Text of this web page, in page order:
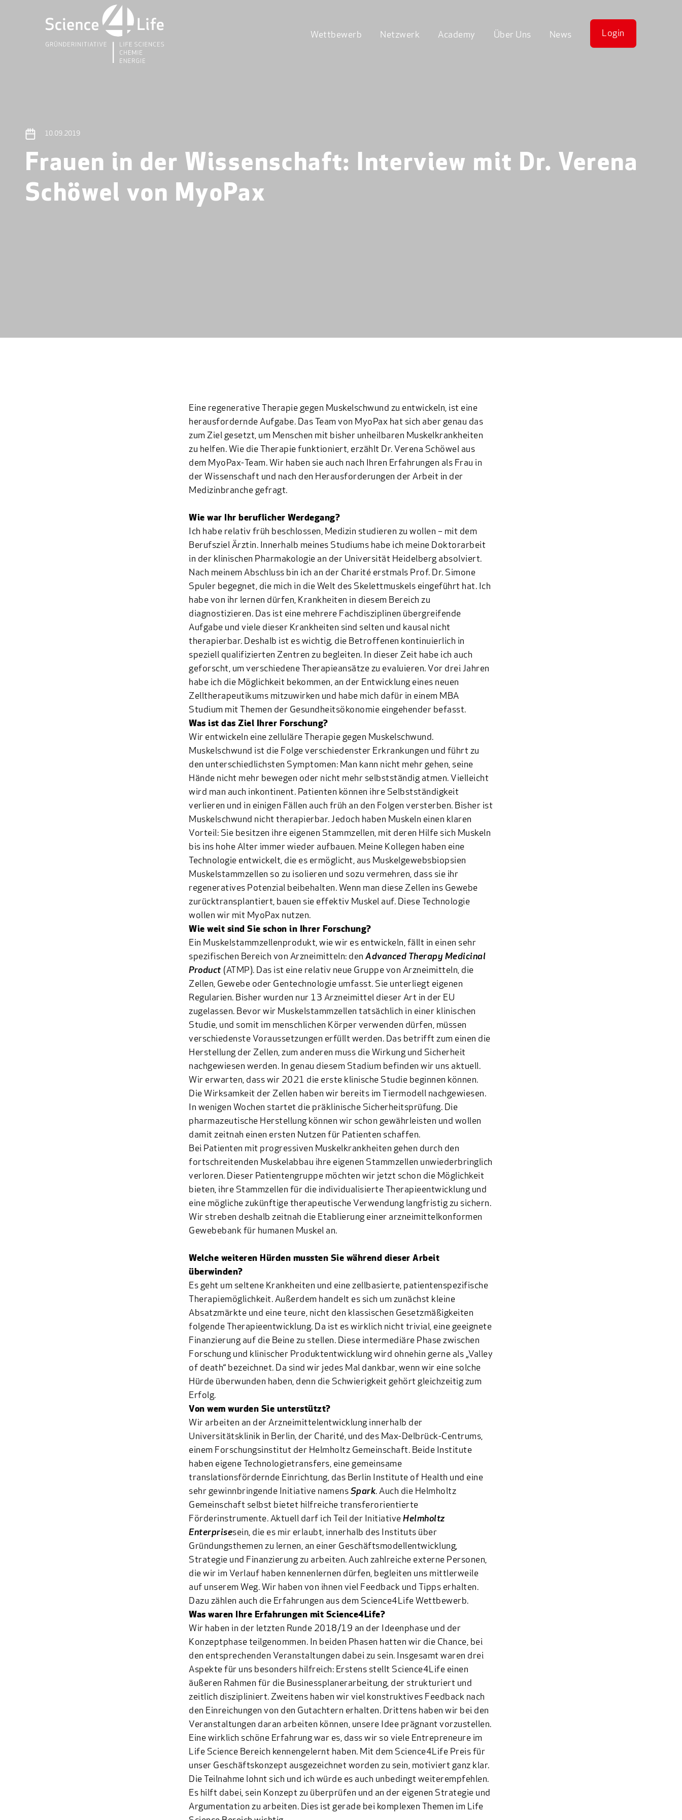
Wettbewerb Netzwerk Academy Über Uns News Login
10.09.2019
Frauen in der Wissenschaft: Interview mit Dr. Verena
Schöwel von MyoPax
Eine regenerative Therapie gegen Muskelschwund zu entwickeln, ist eine
herausfordernde Aufgabe. Das Team von MyoPax hat sich aber genau das
zum Ziel gesetzt, um Menschen mit bisher unheilbaren Muskelkrankheiten
zu helfen. Wie die Therapie funktioniert, erzählt Dr. Verena Schöwel aus
dem MyoPax-Team. Wir haben sie auch nach Ihren Erfahrungen als Frau in
der Wissenschaft und nach den Herausforderungen der Arbeit in der
Medizinbranche gefragt.
Wie war Ihr beruflicher Werdegang?
Ich habe relativ früh beschlossen, Medizin studieren zu wollen – mit dem
Berufsziel Ärztin. Innerhalb meines Studiums habe ich meine Doktorarbeit
in der klinischen Pharmakologie an der Universität Heidelberg absolviert.
Nach meinem Abschluss bin ich an der Charité erstmals Prof. Dr. Simone
Spuler begegnet, die mich in die Welt des Skelettmuskels eingeführt hat. Ich
habe von ihr lernen dürfen, Krankheiten in diesem Bereich zu
diagnostizieren. Das ist eine mehrere Fachdisziplinen übergreifende
Aufgabe und viele dieser Krankheiten sind selten und kausal nicht
therapierbar. Deshalb ist es wichtig, die Betroffenen kontinuierlich in
speziell qualifizierten Zentren zu begleiten. In dieser Zeit habe ich auch
geforscht, um verschiedene Therapieansätze zu evaluieren. Vor drei Jahren
habe ich die Möglichkeit bekommen, an der Entwicklung eines neuen
Zelltherapeutikums mitzuwirken und habe mich dafür in einem MBA
Studium mit Themen der Gesundheitsökonomie eingehender befasst.
Was ist das Ziel Ihrer Forschung?
Wir entwickeln eine zelluläre Therapie gegen Muskelschwund.
Muskelschwund ist die Folge verschiedenster Erkrankungen und führt zu
den unterschiedlichsten Symptomen: Man kann nicht mehr gehen, seine
Hände nicht mehr bewegen oder nicht mehr selbstständig atmen. Vielleicht
wird man auch inkontinent. Patienten können ihre Selbstständigkeit
verlieren und in einigen Fällen auch früh an den Folgen versterben. Bisher ist
Muskelschwund nicht therapierbar. Jedoch haben Muskeln einen klaren
Vorteil: Sie besitzen ihre eigenen Stammzellen, mit deren Hilfe sich Muskeln
bis ins hohe Alter immer wieder aufbauen. Meine Kollegen haben eine
Technologie entwickelt, die es ermöglicht, aus Muskelgewebsbiopsien
Muskelstammzellen so zu isolieren und sozu vermehren, dass sie ihr
regeneratives Potenzial beibehalten. Wenn man diese Zellen ins Gewebe
zurücktransplantiert, bauen sie effektiv Muskel auf. Diese Technologie
wollen wir mit MyoPax nutzen.
Wie weit sind Sie schon in Ihrer Forschung?
Ein Muskelstammzellenprodukt, wie wir es entwickeln, fällt in einen sehr
spezifischen Bereich von Arzneimitteln: den Advanced Therapy Medicinal
Product (ATMP). Das ist eine relativ neue Gruppe von Arzneimitteln, die
Zellen, Gewebe oder Gentechnologie umfasst. Sie unterliegt eigenen
Regularien. Bisher wurden nur 13 Arzneimittel dieser Art in der EU
zugelassen. Bevor wir Muskelstammzellen tatsächlich in einer klinischen
Studie, und somit im menschlichen Körper verwenden dürfen, müssen
verschiedenste Voraussetzungen erfüllt werden. Das betrifft zum einen die
Herstellung der Zellen, zum anderen muss die Wirkung und Sicherheit
nachgewiesen werden. In genau diesem Stadium befinden wir uns aktuell.
Wir erwarten, dass wir 2021 die erste klinische Studie beginnen können.
Die Wirksamkeit der Zellen haben wir bereits im Tiermodell nachgewiesen.
In wenigen Wochen startet die präklinische Sicherheitsprüfung. Die
pharmazeutische Herstellung können wir schon gewährleisten und wollen
damit zeitnah einen ersten Nutzen für Patienten schaffen.
Bei Patienten mit progressiven Muskelkrankheiten gehen durch den
fortschreitenden Muskelabbau ihre eigenen Stammzellen unwiederbringlich
verloren. Dieser Patientengruppe möchten wir jetzt schon die Möglichkeit
bieten, ihre Stammzellen für die individualisierte Therapieentwicklung und
eine mögliche zukünftige therapeutische Verwendung langfristig zu sichern.
Wir streben deshalb zeitnah die Etablierung einer arzneimittelkonformen
Gewebebank für humanen Muskel an.
Welche weiteren Hürden mussten Sie während dieser Arbeit
überwinden?
Es geht um seltene Krankheiten und eine zellbasierte, patientenspezifische
Therapiemöglichkeit. Außerdem handelt es sich um zunächst kleine
Absatzmärkte und eine teure, nicht den klassischen Gesetzmäßigkeiten
folgende Therapieentwicklung. Da ist es wirklich nicht trivial, eine geeignete
Finanzierung auf die Beine zu stellen. Diese intermediäre Phase zwischen
Forschung und klinischer Produktentwicklung wird ohnehin gerne als „Valley
of death“ bezeichnet. Da sind wir jedes Mal dankbar, wenn wir eine solche
Hürde überwunden haben, denn die Schwierigkeit gehört gleichzeitig zum
Erfolg.
Von wem wurden Sie unterstützt?
Wir arbeiten an der Arzneimittelentwicklung innerhalb der
Universitätsklinik in Berlin, der Charité, und des Max-Delbrück-Centrums,
einem Forschungsinstitut der Helmholtz Gemeinschaft. Beide Institute
haben eigene Technologietransfers, eine gemeinsame
translationsfördernde Einrichtung, das Berlin Institute of Health und eine
sehr gewinnbringende Initiative namens Spark. Auch die Helmholtz
Gemeinschaft selbst bietet hilfreiche transferorientierte
Förderinstrumente. Aktuell darf ich Teil der Initiative Helmholtz
Enterprisesein, die es mir erlaubt, innerhalb des Instituts über
Gründungsthemen zu lernen, an einer Geschäftsmodellentwicklung,
Strategie und Finanzierung zu arbeiten. Auch zahlreiche externe Personen,
die wir im Verlauf haben kennenlernen dürfen, begleiten uns mittlerweile
auf unserem Weg. Wir haben von ihnen viel Feedback und Tipps erhalten.
Dazu zählen auch die Erfahrungen aus dem Science4Life Wettbewerb.
Was waren Ihre Erfahrungen mit Science4Life?
Wir haben in der letzten Runde 2018/19 an der Ideenphase und der
Konzeptphase teilgenommen. In beiden Phasen hatten wir die Chance, bei
den entsprechenden Veranstaltungen dabei zu sein. Insgesamt waren drei
Aspekte für uns besonders hilfreich: Erstens stellt Science4Life einen
äußeren Rahmen für die Businessplanerarbeitung, der strukturiert und
zeitlich diszipliniert. Zweitens haben wir viel konstruktives Feedback nach
den Einreichungen von den Gutachtern erhalten. Drittens haben wir bei den
Veranstaltungen daran arbeiten können, unsere Idee prägnant vorzustellen.
Eine wirklich schöne Erfahrung war es, dass wir so viele Entrepreneure im
Life Science Bereich kennengelernt haben. Mit dem Science4Life Preis für
unser Geschäftskonzept ausgezeichnet worden zu sein, motiviert ganz klar.
Die Teilnahme lohnt sich und ich würde es auch unbedingt weiterempfehlen.
Es hilft dabei, sein Konzept zu überprüfen und an der eigenen Strategie und
Argumentation zu arbeiten. Dies ist gerade bei komplexen Themen im Life